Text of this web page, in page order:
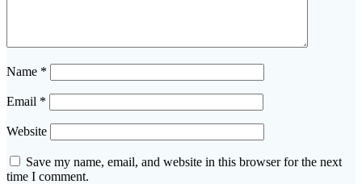
Name *
Email *
Website
Save my name, email, and website in this browser for the next
time I comment.